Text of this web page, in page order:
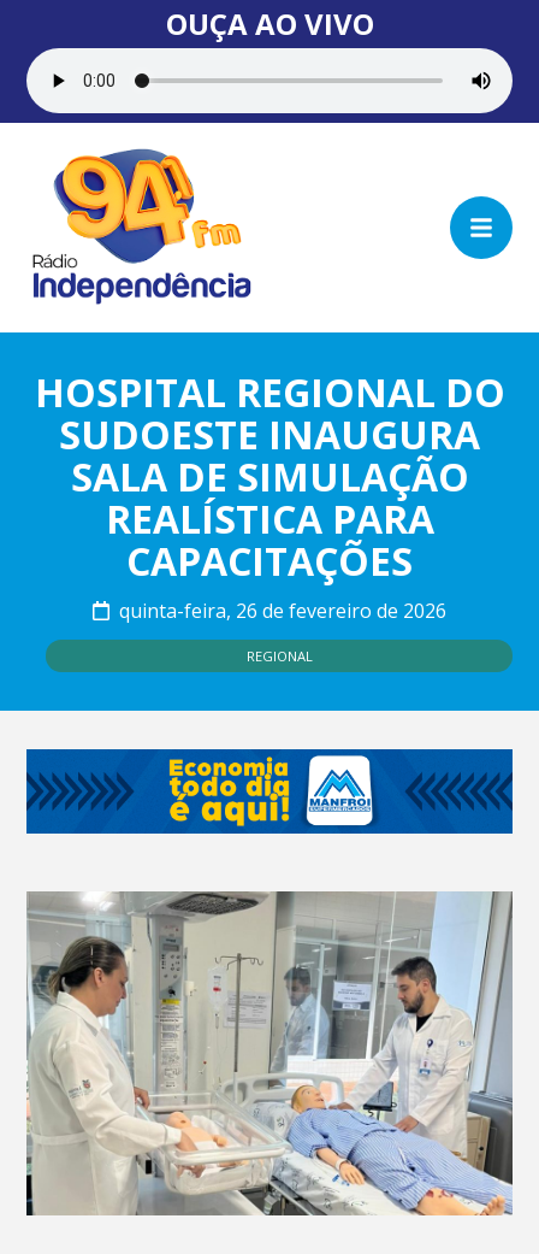
OUÇA AO VIVO
HOSPITAL REGIONAL DO
SUDOESTE INAUGURA
SALA DE SIMULAÇÃO
REALÍSTICA PARA
CAPACITAÇÕES
quinta-feira, 26 de fevereiro de 2026
REGIONAL